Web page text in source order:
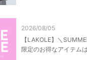
2026/08/05
【LAKOLE】＼
限定のお得なアイテム